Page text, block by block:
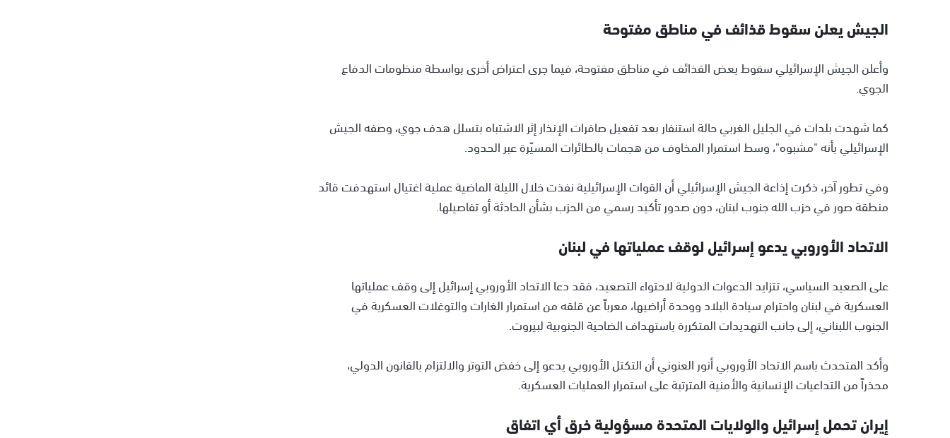
الجيش يعلن سقوط قذائف في مناطق مفتوحة
وأعلن الجيش الإسرائيلي سقوط بعض القذائف في مناطق مفتوحة، فيما جرى اعتراض أخرى بواسطة منظومات الدفاع
الجوي.
كما شهدت بلدات في الجليل الغربي حالة استنفار بعد تفعيل صافرات الإنذار إثر الاشتباه بتسلل هدف جوي، وصفه الجيش
الإسرائيلي بأنه "مشبوه"، وسط استمرار المخاوف من هجمات بالطائرات المسيّرة عبر الحدود.
وفي تطور آخر، ذكرت إذاعة الجيش الإسرائيلي أن القوات الإسرائيلية نفذت خلال الليلة الماضية عملية اغتيال استهدفت قائد
منطقة صور في حزب الله جنوب لبنان، دون صدور تأكيد رسمي من الحزب بشأن الحادثة أو تفاصيلها.
الاتحاد الأوروبي يدعو إسرائيل لوقف عملياتها في لبنان
على الصعيد السياسي، تتزايد الدعوات الدولية لاحتواء التصعيد، فقد دعا الاتحاد الأوروبي إسرائيل إلى وقف عملياتها
العسكرية في لبنان واحترام سيادة البلاد ووحدة أراضيها، معرباً عن قلقه من استمرار الغارات والتوغلات العسكرية في
الجنوب اللبناني، إلى جانب التهديدات المتكررة باستهداف الضاحية الجنوبية لبيروت.
وأكد المتحدث باسم الاتحاد الأوروبي أنور العنوني أن التكتل الأوروبي يدعو إلى خفض التوتر والالتزام بالقانون الدولي،
محذراً من التداعيات الإنسانية والأمنية المترتبة على استمرار العمليات العسكرية.
إيران تحمل إسرائيل والولايات المتحدة مسؤولية خرق أي اتفاق